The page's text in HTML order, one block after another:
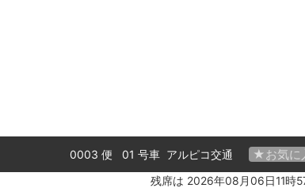
★お気に
0003 便 01 号車 アルピコ交通
残席は 2026年08月06日11時